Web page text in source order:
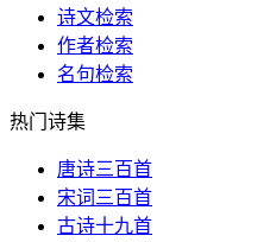
诗文检索
作者检索
名句检索
热门诗集
唐诗三百首
宋词三百首
古诗十九首